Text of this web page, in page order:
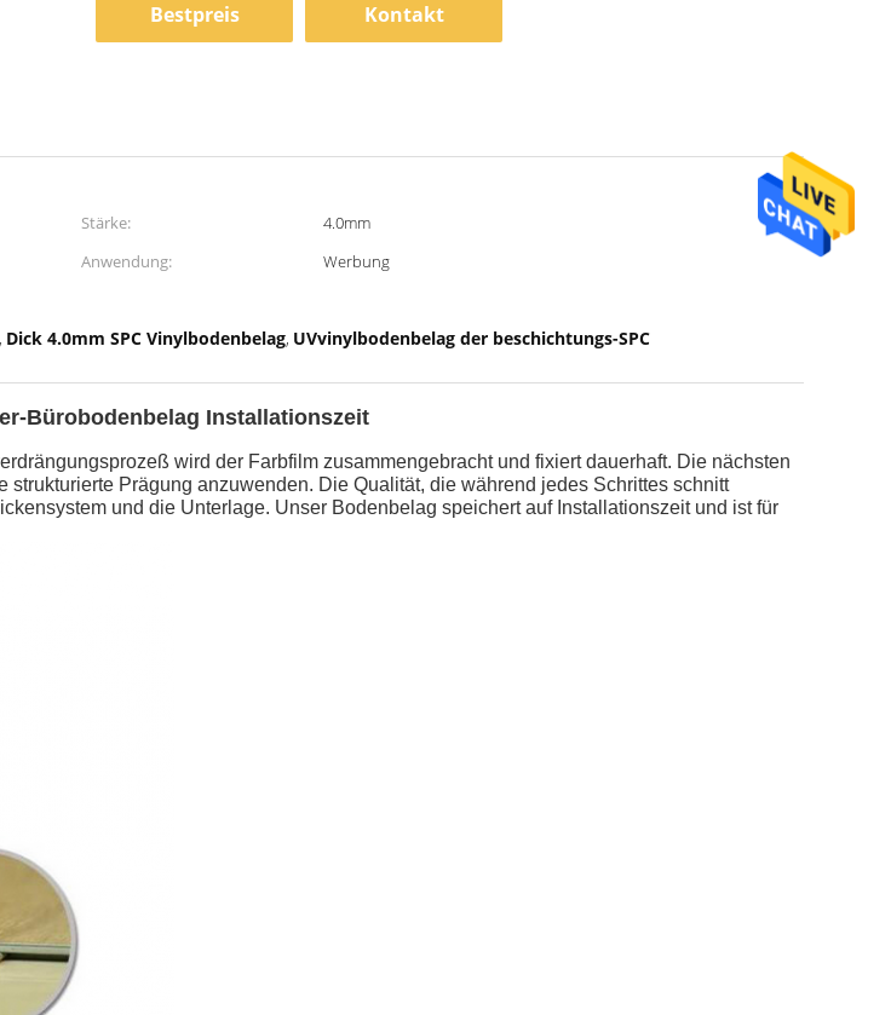
Bestpreis Kontakt
Stärke:
4.0mm
Anwendung:
Werbung
, Dick 4.0mm SPC Vinylbodenbelag, UVvinylbodenbelag der beschichtungs-SPC
Bürobodenbelag Installationszeit
wird der Farbfilm zusammengebracht und fixiert dauerhaft. Die nächsten
Prägung anzuwenden. Die Qualität, die während jedes Schrittes schnitt
und die Unterlage. Unser Bodenbelag speichert auf Installationszeit und ist für